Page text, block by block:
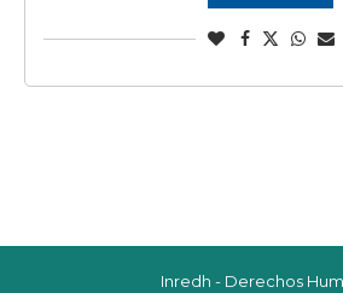
Inredh - Derechos